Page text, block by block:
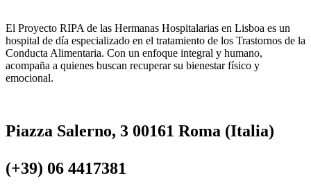
El Proyecto RIPA de las Hermanas Hospitalarias en Lisboa es un
hospital de día especializado en el tratamiento de los Trastornos de la
Conducta Alimentaria. Con un enfoque integral y humano,
acompaña a quienes buscan recuperar su bienestar físico y
emocional.
Piazza Salerno, 3 00161 Roma (Italia)
(+39) 06 4417381